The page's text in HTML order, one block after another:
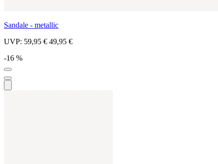
Sandale - metallic
UVP: 59,95 € 49,95 €
-16 %